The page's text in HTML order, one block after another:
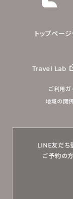
トップページ
Travel Lab
ご利用ガ
地域の関
LINE友だち
ご予約の